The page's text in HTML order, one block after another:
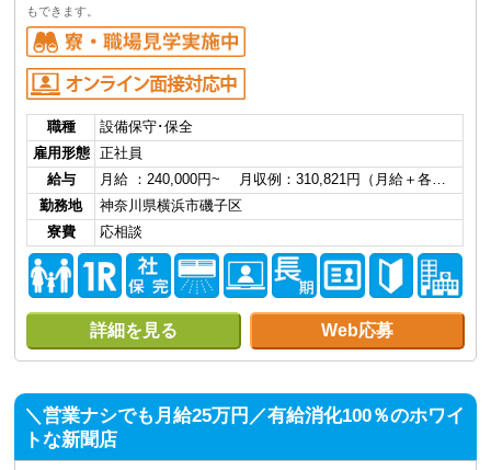
もできます。
職種
設備保守･保全
雇用形態
正社員
給与
月給 ：240,000円~ 月収例：310,821円（月給＋各…
勤務地
神奈川県横浜市磯子区
寮費
応相談
詳細を見る Web応募
＼営業ナシでも月給25万円／有給消化100％のホワイ
トな新聞店